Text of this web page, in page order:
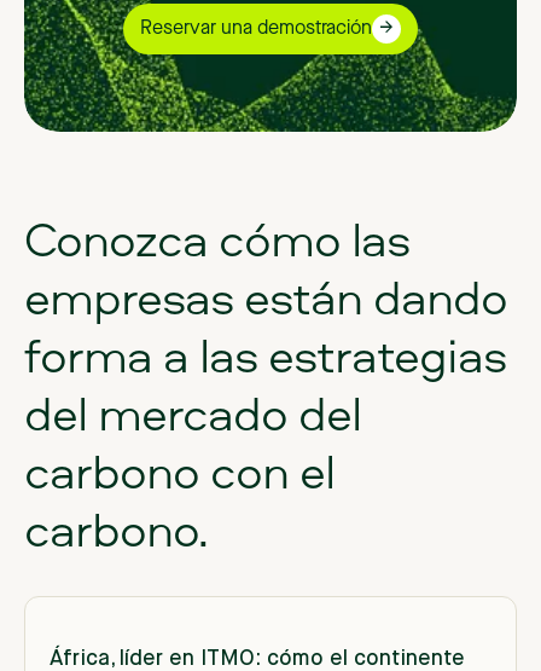
Reservar una demostración
Conozca cómo las
empresas están dando
forma a las estrategias
del mercado del
carbono con el
carbono.
África, líder en ITMO: cómo el continente